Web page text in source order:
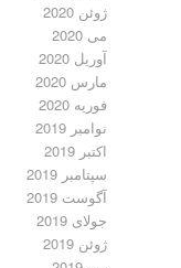
ژوئن 2020
می 2020
آوریل 2020
مارس 2020
فوریه 2020
نوامبر 2019
اکتبر 2019
سپتامبر 2019
آگوست 2019
جولای 2019
ژوئن 2019